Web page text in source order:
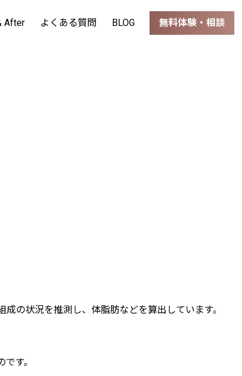
After よくある質問 BLOG 無料体験・相談
の状況を推測し、体脂肪などを算出しています。
す。